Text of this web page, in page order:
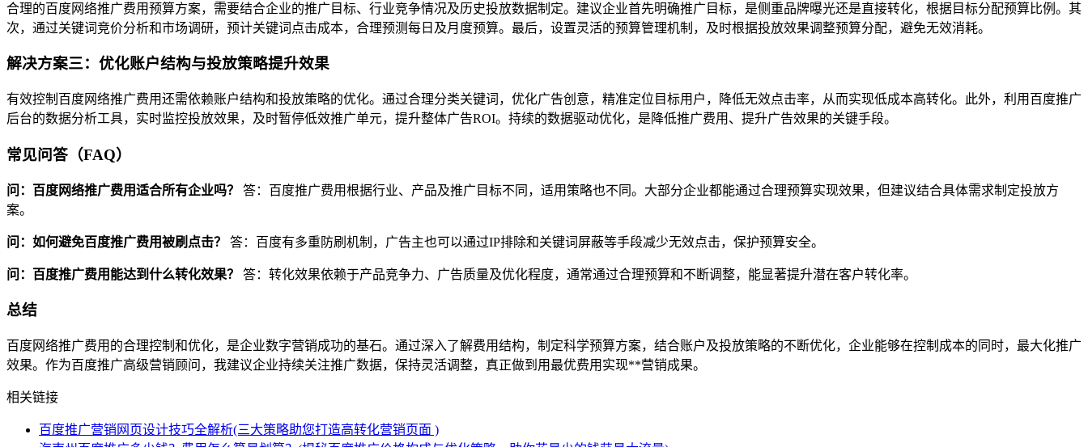
合理的百度网络推广费用预算方案，需要结合企业的推广目标、行业竞争情况及历史投放数据制定。建议企业首先明确推广目标，是侧重品牌曝光还是直接转化，根据目标分配预算比例。其
次，通过关键词竞价分析和市场调研，预计关键词点击成本，合理预测每日及月度预算。最后，设置灵活的预算管理机制，及时根据投放效果调整预算分配，避免无效消耗。
解决方案三：优化账户结构与投放策略提升效果
有效控制百度网络推广费用还需依赖账户结构和投放策略的优化。通过合理分类关键词，优化广告创意，精准定位目标用户，降低无效点击率，从而实现低成本高转化。此外，利用百度推广
后台的数据分析工具，实时监控投放效果，及时暂停低效推广单元，提升整体广告ROI。持续的数据驱动优化，是降低推广费用、提升广告效果的关键手段。
常见问答（FAQ）
问：百度网络推广费用适合所有企业吗？
答：百度推广费用根据行业、产品及推广目标不同，适用策略也不同。大部分企业都能通过合理预算实现效果，但建议结合具体需求制定投放方
案。
问：如何避免百度推广费用被刷点击？ 答：百度有多重防刷机制，广告主也可以通过IP排除和关键词屏蔽等手段减少无效点击，保护预算安全。
问：百度推广费用能达到什么转化效果？ 答：转化效果依赖于产品竞争力、广告质量及优化程度，通常通过合理预算和不断调整，能显著提升潜在客户转化率。
总结
百度网络推广费用的合理控制和优化，是企业数字营销成功的基石。通过深入了解费用结构，制定科学预算方案，结合账户及投放策略的不断优化，企业能够在控制成本的同时，最大化推广
效果。作为百度推广高级营销顾问，我建议企业持续关注推广数据，保持灵活调整，真正做到用最优费用实现**营销成果。
相关链接
百度推广营销网页设计技巧全解析(三大策略助您打造高转化营销页面 )